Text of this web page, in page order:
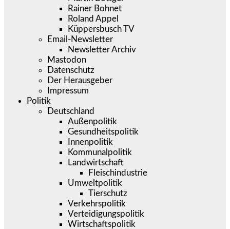
Rainer Bohnet
Roland Appel
Küppersbusch TV
Email-Newsletter
Newsletter Archiv
Mastodon
Datenschutz
Der Herausgeber
Impressum
Politik
Deutschland
Außenpolitik
Gesundheitspolitik
Innenpolitik
Kommunalpolitik
Landwirtschaft
Fleischindustrie
Umweltpolitik
Tierschutz
Verkehrspolitik
Verteidigungspolitik
Wirtschaftspolitik